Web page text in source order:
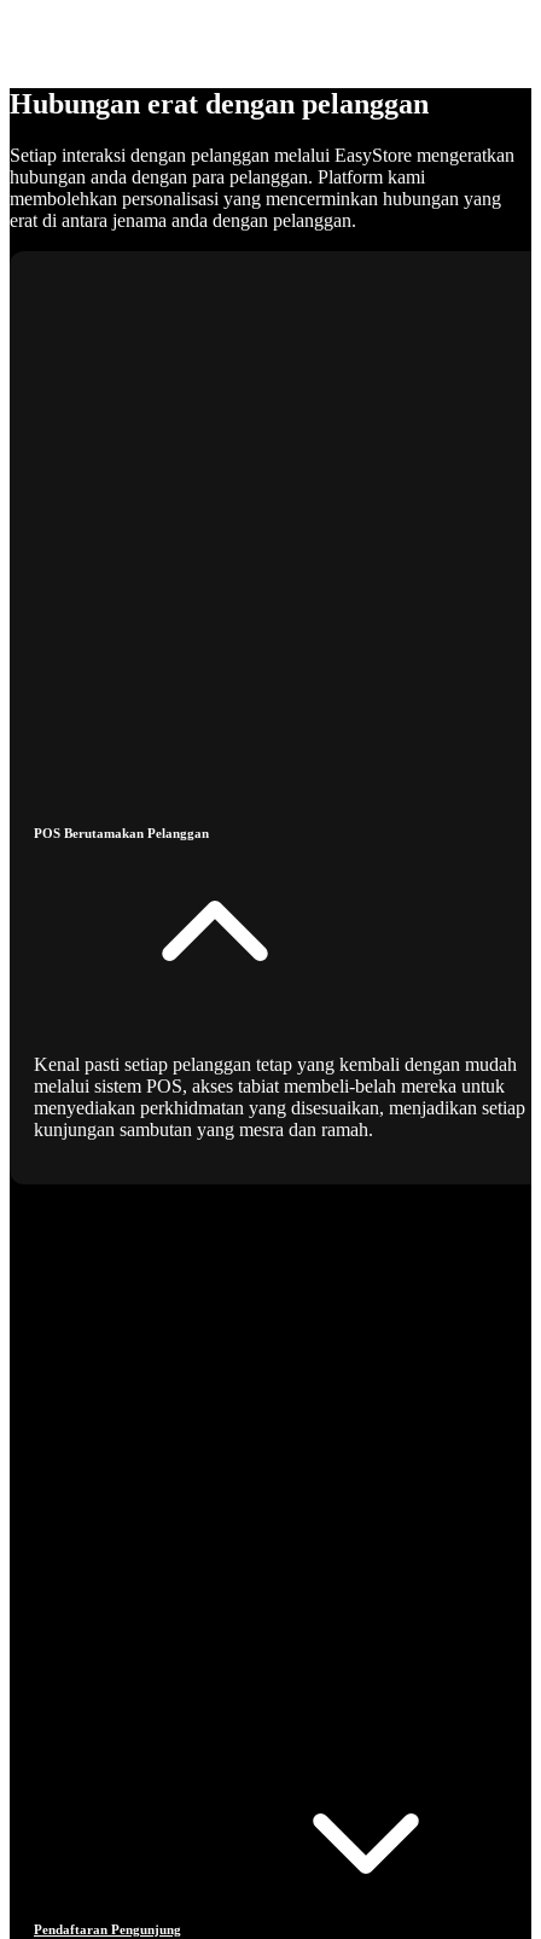
Hubungan erat dengan pelanggan
Setiap interaksi dengan pelanggan melalui EasyStore mengeratkan
hubungan anda dengan para pelanggan. Platform kami
membolehkan personalisasi yang mencerminkan hubungan yang
erat di antara jenama anda dengan pelanggan.
POS Berutamakan Pelanggan
Kenal pasti setiap pelanggan tetap yang kembali dengan mudah
melalui sistem POS, akses tabiat membeli-belah mereka untuk
menyediakan perkhidmatan yang disesuaikan, menjadikan setiap
kunjungan sambutan yang mesra dan ramah.
Pendaftaran Pengunjung